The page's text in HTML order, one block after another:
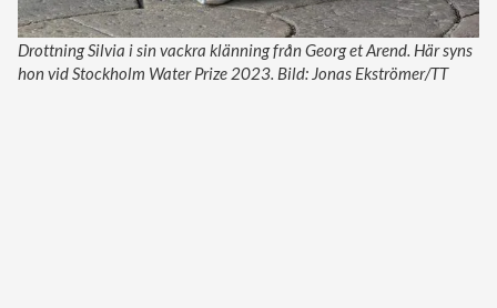
Drottning Silvia i sin vackra klänning från Georg et Arend. Här syns
hon vid Stockholm Water Prize 2023. Bild: Jonas Ekströmer/TT